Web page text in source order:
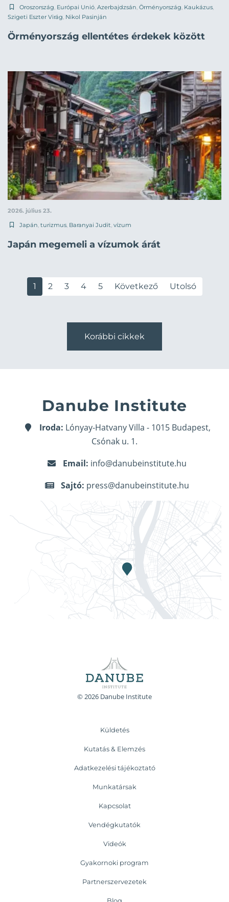
Oroszország Európai Unió Azerbajdzsán Örményország Kaukázus
Szigeti Eszter Virág Nikol Pasinján
Örményország ellentétes érdekek között
2026. július 23.
Japán, turizmus, Baranyai Judit, vízum
Japán megemeli a vízumok árát
1 2 3 4 5 Következő Utolsó
Korábbi cikkek
Danube Institute
Iroda: Lónyay-Hatvany Villa - 1015 Budapest,
Csónak u. 1.
Email: info@danubeinstitute.hu
Sajtó: press@danubeinstitute.hu
© 2026 Danube Institute
Küldetés
Kutatás & Elemzés
Adatkezelési tájékoztató
Munkatársak
Kapcsolat
Vendégkutatók
Videók
Gyakornoki program
Partnerszervezetek